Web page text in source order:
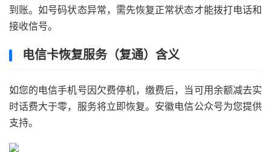
到账。如号码状态异常，需先恢复正常状态才能拨打电话和
接收信号。
电信卡恢复服务（复通）含义
如您的电信手机号因欠费停机，缴费后，当可用余额减去实
时话费大于零，服务将立即恢复。安徽电信公众号为您提供
支持。